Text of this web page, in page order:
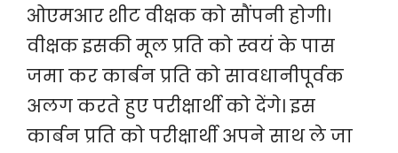
ओएमआर शीट वीक्षक को सौंपनी होगी।
वीक्षक इसकी मूल प्रति को स्वयं के पास
जमा कर कार्बन प्रति को सावधानीपूर्वक
अलग करते हुए परीक्षार्थी को देंगे। इस
कार्बन प्रति को परीक्षार्थी अपने साथ ले जा